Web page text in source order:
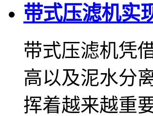
带式压滤机实
带式压滤机凭
高以及泥水分
挥着越来越重